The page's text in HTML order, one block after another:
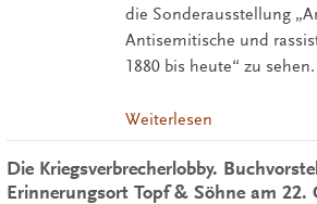
die Sonderausstellung
Antisemitische und
1880 bis heute“ zu sehen.
Weiterlesen
Die Kriegsverbrecherlobby.
Erinnerungsort Topf & Söhne am 22.